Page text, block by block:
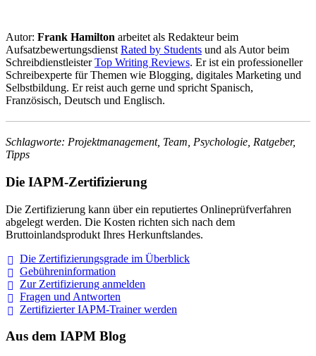
Autor: Frank Hamilton arbeitet als Redakteur beim
Aufsatzbewertungsdienst Rated by Students und als Autor beim
SchreibdienstleisterTop Writing Reviews. Er ist ein professioneller
Schreibexperte für Themen wie Blogging, digitales Marketing und
Selbstbildung. Er reist auch gerne und spricht Spanisch,
Französisch, Deutsch und Englisch.
Schlagworte: Projektmanagement, Team, Psychologie, Ratgeber,
Tipps
Die IAPM-Zertifizierung
Die Zertifizierung kann über ein reputiertes Onlineprüfverfahren
abgelegt werden. Die Kosten richten sich nach dem
Bruttoinlandsprodukt Ihres Herkunftslandes.
Die Zertifizierungsgrade im Überblick
Gebühreninformation
Zur Zertifizierung anmelden
Fragen und Antworten
Zertifizierter IAPM-Trainerwerden
Aus dem IAPM Blog